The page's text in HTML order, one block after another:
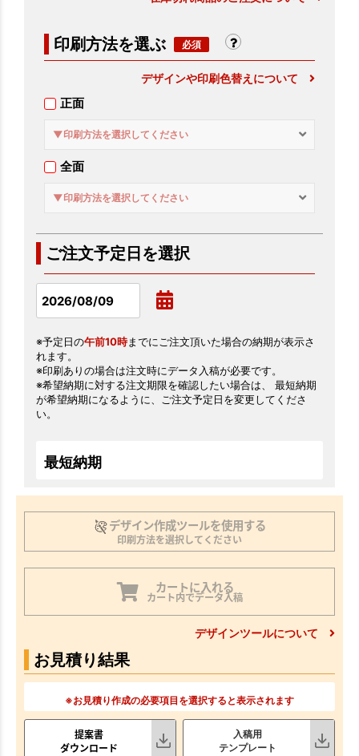
印刷方法を選ぶ
デザインや印刷色替えについて
正面
▼印刷方法を選択してください
全面
▼印刷方法を選択してください
ご注文予定日を選択
※予定日の午前10時までにご注文頂いた場合の納期が表示さ
れます。
※印刷ありの場合は注文時にデータ入稿が必要です。
※希望納期に対する注文期限を確認したい場合は、 最短納期
が希望納期になるように、ご注文予定日を変更してくださ
い。
最短納期
デザイン作成ツールを使用する
印刷方法を選択してください
カートに入れる
カート内でデータ入稿
デザインツールについて
お見積り結果
※お見積り作成の必要項目を選択すると表示されます
提案書
ダウンロード
入稿用
テンプレート